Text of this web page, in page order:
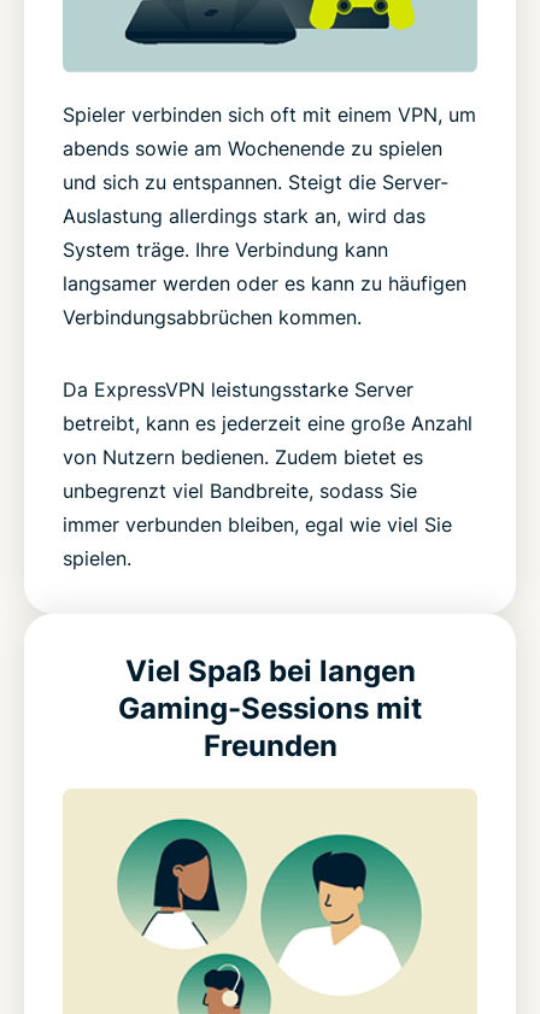
Spieler verbinden sich oft mit einem VPN, um
abends sowie am Wochenende zu spielen
und sich zu entspannen. Steigt die Server-
Auslastung allerdings stark an, wird das
System träge. Ihre Verbindung kann
langsamer werden oder es kann zu häufigen
Verbindungsabbrüchen kommen.
Da ExpressVPN leistungsstarke Server
betreibt, kann es jederzeit eine große Anzahl
von Nutzern bedienen. Zudem bietet es
unbegrenzt viel Bandbreite, sodass Sie
immer verbunden bleiben, egal wie viel Sie
spielen.
Viel Spaß bei langen
Gaming-Sessions mit
Freunden